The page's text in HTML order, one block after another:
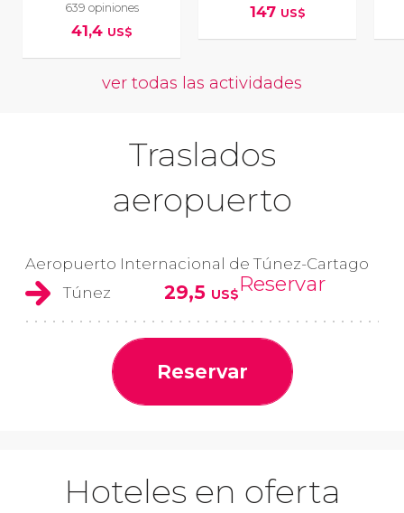
639 opiniones
41,4 US$
147 US$
ver todas las actividades
Traslados
aeropuerto
Aeropuerto Internacional de Túnez-Cartago
Túnez
29,5 US$Reservar
Reservar
Hoteles en oferta